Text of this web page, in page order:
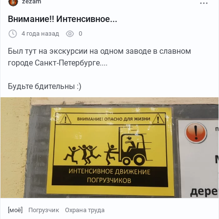
Внимание!! Интенсивное...
4 года назад 0
Был тут на экскурсии на одном заводе в славном
городе Санкт-Петербурге....
Будьте бдительны :)
[моё] Погрузчик Охрана труда